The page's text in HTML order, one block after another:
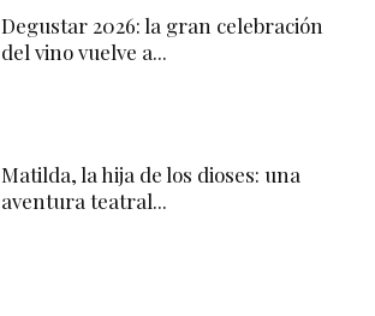
Degustar 2026: la gran celebración
del vino vuelve a...
Matilda, la hija de los dioses: una
aventura teatral...